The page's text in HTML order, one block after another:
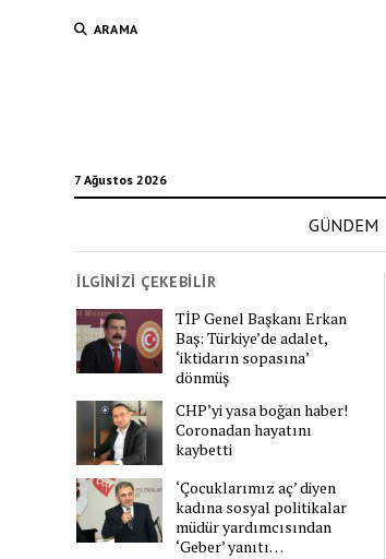
ARAMA
7 Ağustos 2026
GÜNDEM
İLGİNİZİ ÇEKEBİLİR
TİP Genel Başkanı Erkan
Baş: Türkiye’de adalet,
‘iktidarın sopasına’
dönmüş
CHP’yi yasa boğan haber!
Coronadan hayatını
kaybetti
‘Çocuklarımız aç’ diyen
kadına sosyal politikalar
müdür yardımcısından
‘Geber’ yanıtı…